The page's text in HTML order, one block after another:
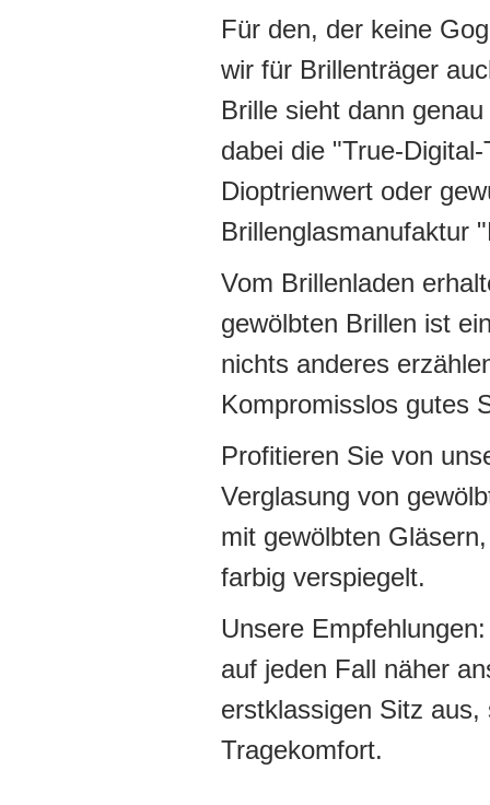
Für den, der keine
wir für Brillenträger
Brille sieht dann
dabei die "True-
Dioptrienwert oder
Brillenglasmanufaktur
Vom Brillenladen
gewölbten Brillen ist
nichts anderes
Kompromisslos gutes
Profitieren Sie von
Verglasung von
mit gewölbten
farbig verspiegelt.
Unsere
auf jeden Fall näher
erstklassigen Sitz
Tragekomfort.